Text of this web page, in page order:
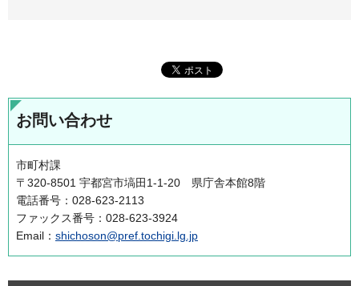
お問い合わせ
市町村課
〒320-8501 宇都宮市塙田1-1-20 県庁舎本館8階
電話番号：028-623-2113
ファックス番号：028-623-3924
Email： shichoson@pref.tochigi.lg.jp